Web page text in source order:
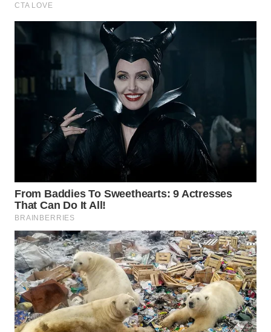
SOLO
BOROBUDUR
MADURA
WN
SURABAYA
NATUNA
WN
BINTAN
WN
MANDALIKA
WN
LIKUPANG